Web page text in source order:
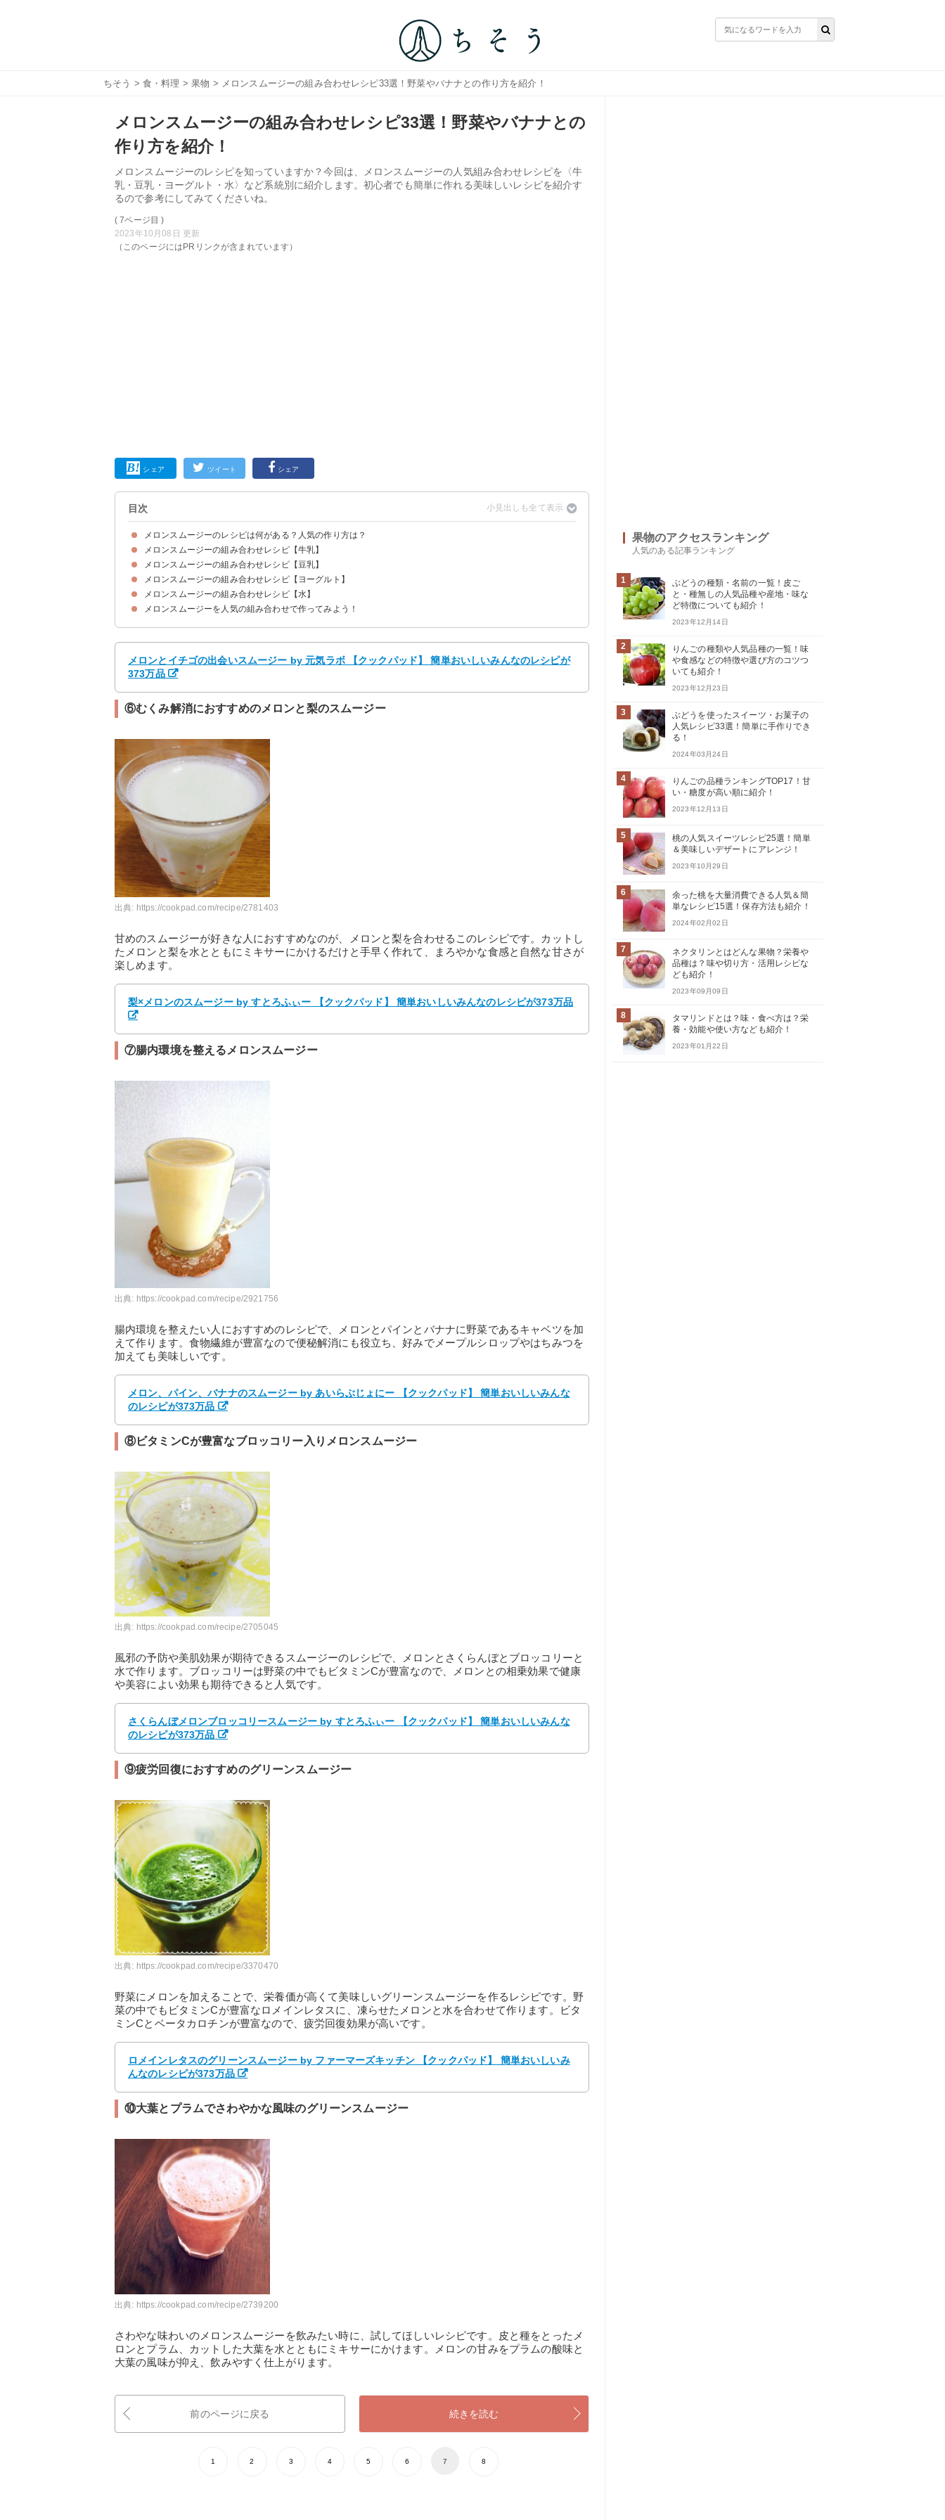
ちそう > 食・料理 >果物 > メロンスムージーの組み合わせレシピ33選！野菜やバナナとの作り方を紹介！
メロンスムージーの組み合わせレシピ33選！野菜やバナナとの
作り方を紹介！
メロンスムージーのレシピを知っていますか？今回は、メロンスムージーの人気組み合わせレシピを〈牛
乳・豆乳・ヨーグルト・水〉など系統別に紹介します。初心者でも簡単に作れる美味しいレシピを紹介す
るので参考にしてみてくださいね。
( 7ページ目 )
2023年10月08日 更新
（このページにはPRリンクが含まれています）
シェア ツイート シェア
目次
メロンスムージーのレシピは何がある？人気の作り方は？
メロンスムージーを飲む効果は？ダイエットできる？
メロンスムージーの組み合わせレシピ【牛乳】
①シャリシャリ食感が楽しめるメロンスムージー
②メロンとバナナが入ったミルクスムージー
③バニラアイスと牛乳のメロンスムージー
④牛乳と砂糖を加えるメロンスムージー
⑤やわらかいメロンで作るミルクスムージー
⑥さわやかな味わいのメロンスムージー
⑦甘くないメロンでも美味しく作れるスムージー
⑧ゴーヤ入りでも苦くないメロンスムージー
⑨ブルーベリーの入ったメロンスムージー
メロンスムージーの組み合わせレシピ【豆乳】
①豆乳と練乳で甘いメロンスムージー
②作り方が簡単なメロンスムージー
③バナナと豆乳で作る甘いメロンスムージー
④乳製品と砂糖を使わないメロンスムージー
⑤完熟メロンと豆乳だけで作るスムージー
メロンスムージーの組み合わせレシピ【ヨーグルト】
①メロンとバナナとヨーグルトのメロンスムージー
②ダイエット中でも安心のメロンスムージー
③メロン果汁がきいたヨーグルトスムージー
④生ジュース感覚のメロンスムージー
⑤ヨーグルトと甘酒のメロンスムージー
⑥飲むヨーグルトとバナナが入ったメロンスムージー
⑦メロンときゅうりと水菜で作るグリーンスムージー
⑧冷凍メロンとヨーグルトで作る簡単スムージー
メロンスムージーの組み合わせレシピ【水】
①牛乳なしで美味しいメロンスムージー
②野菜が入っても飲みやすいメロンスムージー
③美肌効果が期待できるメロンスムージー
④健康効果が高いメロンスムージー
⑤メロンとイチゴの贅沢スムージー
⑥むくみ解消におすすめのメロンと梨のスムージー
⑦腸内環境を整えるメロンスムージー
⑧ビタミンCが豊富なブロッコリー入りメロンスムージー
⑨疲労回復におすすめのグリーンスムージー
⑩大葉とプラムでさわやかな風味のグリーンスムージー
⑪メロンベースで飲みやすいグリーンスムージー
メロンスムージーを人気の組み合わせで作ってみよう！
メロンとイチゴの出会いスムージー by 元気ラボ 【クックパッド】 簡単おいしいみんなのレシピが
373万品
⑥むくみ解消におすすめのメロンと梨のスムージー
出典: https://cookpad.com/recipe/2781403
甘めのスムージーが好きな人におすすめなのが、メロンと梨を合わせるこのレシピです。カットし
たメロンと梨を水とともにミキサーにかけるだけと手早く作れて、まろやかな食感と自然な甘さが
楽しめます。
梨×メロンのスムージー by すとろふぃー 【クックパッド】 簡単おいしいみんなのレシピが373万品
⑦腸内環境を整えるメロンスムージー
出典: https://cookpad.com/recipe/2921756
腸内環境を整えたい人におすすめのレシピで、メロンとパインとバナナに野菜であるキャベツを加
えて作ります。食物繊維が豊富なので便秘解消にも役立ち、好みでメープルシロップやはちみつを
加えても美味しいです。
メロン、パイン、バナナのスムージー by あいらぶじょにー 【クックパッド】 簡単おいしいみんな
のレシピが373万品
⑧ビタミンCが豊富なブロッコリー入りメロンスムージー
出典: https://cookpad.com/recipe/2705045
風邪の予防や美肌効果が期待できるスムージーのレシピで、メロンとさくらんぼとブロッコリーと
水で作ります。ブロッコリーは野菜の中でもビタミンCが豊富なので、メロンとの相乗効果で健康
や美容によい効果も期待できると人気です。
さくらんぼメロンブロッコリースムージー by すとろふぃー 【クックパッド】 簡単おいしいみんな
のレシピが373万品
⑨疲労回復におすすめのグリーンスムージー
出典: https://cookpad.com/recipe/3370470
野菜にメロンを加えることで、栄養価が高くて美味しいグリーンスムージーを作るレシピです。野
菜の中でもビタミンCが豊富なロメインレタスに、凍らせたメロンと水を合わせて作ります。ビタ
ミンCとベータカロチンが豊富なので、疲労回復効果が高いです。
ロメインレタスのグリーンスムージー by ファーマーズキッチン 【クックパッド】 簡単おいしいみ
んなのレシピが373万品
⑩大葉とプラムでさわやかな風味のグリーンスムージー
出典: https://cookpad.com/recipe/2739200
さわやな味わいのメロンスムージーを飲みたい時に、試してほしいレシピです。皮と種をとったメ
ロンとプラム、カットした大葉を水とともにミキサーにかけます。メロンの甘みをプラムの酸味と
大葉の風味が抑え、飲みやすく仕上がります。
前のページに戻る 続きを読む
1 2 3 4 5 6 7 8
果物のアクセスランキング
人気のある記事ランキング
1
ぶどうの種類・名前の一覧！皮ご
と・種無しの人気品種や産地・味な
ど特徴についても紹介！
2023年12月14日
2
りんごの種類や人気品種の一覧！味
や食感などの特徴や選び方のコツつ
いても紹介！
2023年12月23日
3
ぶどうを使ったスイーツ・お菓子の
人気レシピ33選！簡単に手作りでき
る！
2024年03月24日
4
りんごの品種ランキングTOP17！甘
い・糖度が高い順に紹介！
2023年12月13日
5
桃の人気スイーツレシピ25選！簡単
＆美味しいデザートにアレンジ！
2023年10月29日
6
余った桃を大量消費できる人気＆簡
単なレシピ15選！保存方法も紹介！
2024年02月02日
7
ネクタリンとはどんな果物？栄養や
品種は？味や切り方・活用レシピな
ども紹介！
2023年09月09日
8
タマリンドとは？味・食べ方は？栄
養・効能や使い方なども紹介！
2023年01月22日